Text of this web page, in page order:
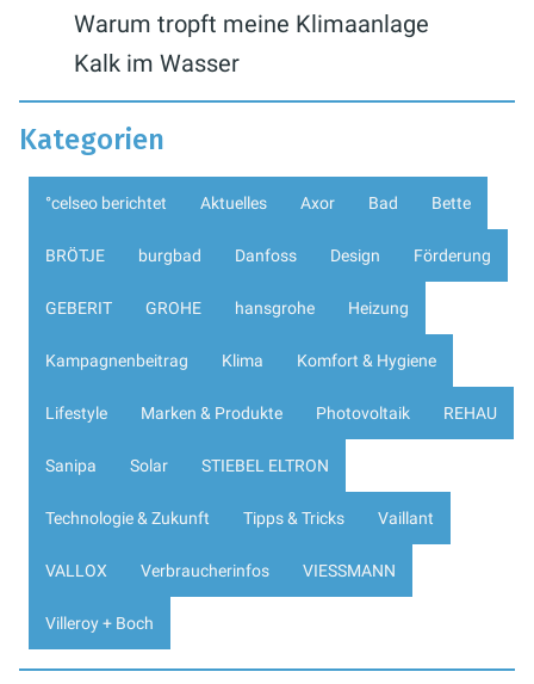
Warum tropft meine Klimaanlage
Kalk im Wasser
Kategorien
°celseo berichtet Aktuelles Axor Bad Bette
BRÖTJE burgbad Danfoss Design Förderung
GEBERIT GROHE hansgrohe Heizung
Kampagnenbeitrag Klima Komfort & Hygiene
Lifestyle Marken & Produkte Photovoltaik REHAU
Sanipa Solar STIEBEL ELTRON
Technologie & Zukunft Tipps & Tricks Vaillant
VALLOX Verbraucherinfos VIESSMANN
Villeroy + Boch